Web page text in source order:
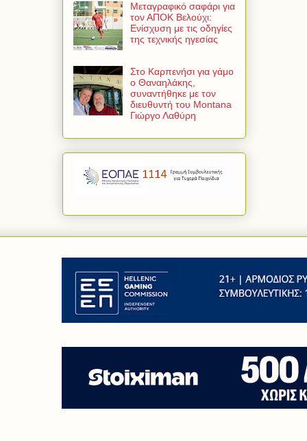
Μεταγραφικό σαφάρι για
τον ΑΠΟΚ Βελούχι:
Ενίσχυση με τις οδηγίες
της τεχνικής ηγεσίας
Στο Καρπενήσι για γάμο
ο Θαναηλάκης,
συναντήθηκε με τον
διευθυντή του Montana
Γιώργο Λαθύρη